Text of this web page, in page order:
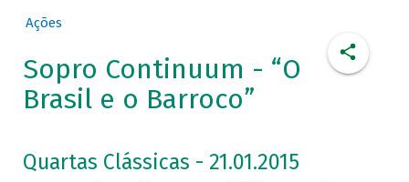
Ações
Sopro Continuum - “O
Brasil e o Barroco”
Quartas Clássicas - 21.01.2015